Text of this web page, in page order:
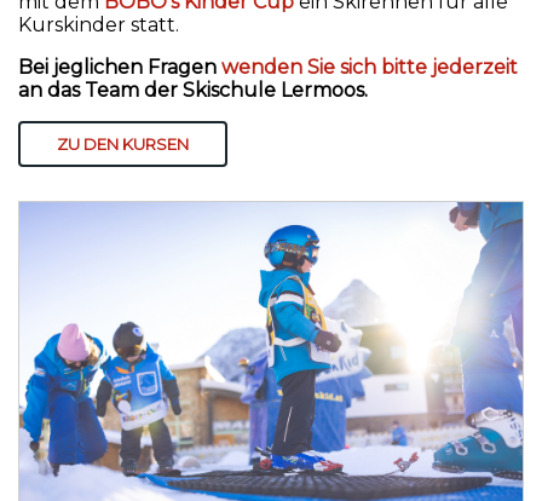
Kurskinder statt.
Bei jeglichen Fragen wenden Sie sich bitte jederzeit
an das Team der Skischule Lermoos.
ZU DEN KURSEN